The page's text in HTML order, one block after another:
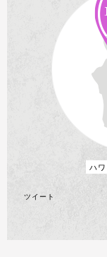
ハワ
ツイート